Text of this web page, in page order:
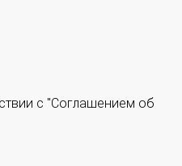
с "Соглашением об